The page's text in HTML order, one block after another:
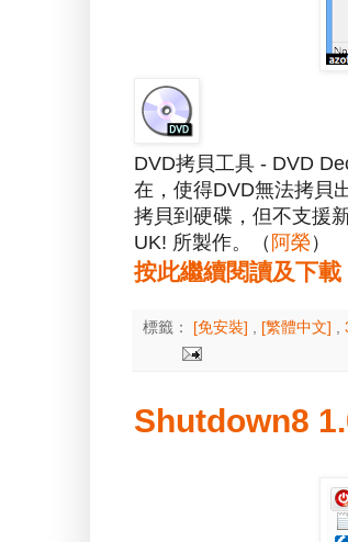
DVD拷貝工具 - DVD
在，使得DVD無法拷貝
拷貝到硬碟，但不支援
UK! 所製作。（ 阿榮 ）
按此繼續閱讀及下
標籤： [免安裝] [繁體中文]
Shutdown8